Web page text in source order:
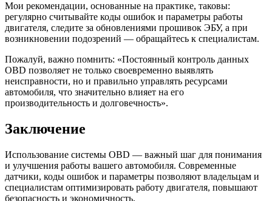
Мои рекомендации, основанные на практике, таковы:
регулярно считывайте коды ошибок и параметры работы
двигателя, следите за обновлениями прошивок ЭБУ, а при
возникновении подозрений — обращайтесь к специалистам.
Пожалуй, важно помнить: «Постоянный контроль данных
OBD позволяет не только своевременно выявлять
неисправности, но и правильно управлять ресурсами
автомобиля, что значительно влияет на его
производительность и долговечность».
Заключение
Использование системы OBD — важный шаг для понимания
и улучшения работы вашего автомобиля. Современные
датчики, коды ошибок и параметры позволяют владельцам и
специалистам оптимизировать работу двигателя, повышают
безопасность и экономичность.